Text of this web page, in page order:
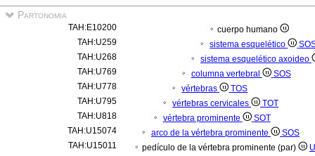
Partonomia
TAH:E10200
cuerpo humano
TAH:U259
sistema esquelético
TAH:U268
sistema esquelético axoideo
TAH:U769
columna vertebral
SOS
TAH:U778
vértebras
TOS
TAH:U795
vértebras cervicales
TOT
TAH:U818
vértebra prominente
SOT
TAH:U15074
arco de la vértebra prominente
SOS
TAH:U15011
pedículo de la vértebra prominente (par)